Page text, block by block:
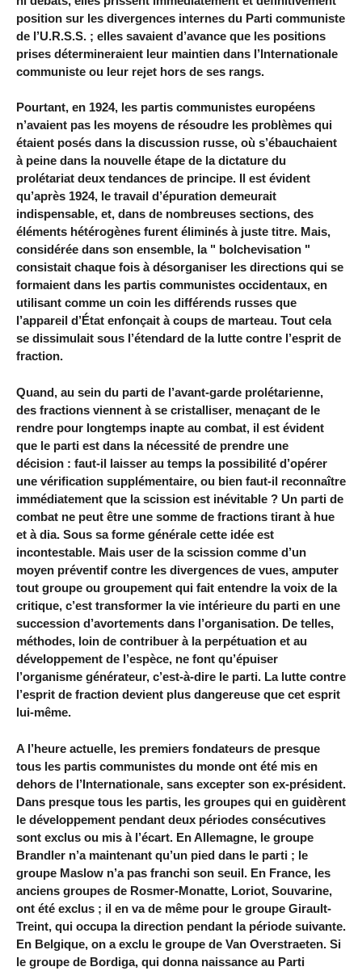
position sur les divergences internes du Parti communiste
de l’U.R.S.S. ; elles savaient d’avance que les positions
prises détermineraient leur maintien dans l’Internationale
communiste ou leur rejet hors de ses rangs.
Pourtant, en 1924, les partis communistes européens
n’avaient pas les moyens de résoudre les problèmes qui
étaient posés dans la discussion russe, où s’ébauchaient
à peine dans la nouvelle étape de la dictature du
prolétariat deux tendances de principe. Il est évident
qu’après 1924, le travail d’épuration demeurait
indispensable, et, dans de nombreuses sections, des
éléments hétérogènes furent éliminés à juste titre. Mais,
considérée dans son ensemble, la " bolchevisation "
consistait chaque fois à désorganiser les directions qui se
formaient dans les partis communistes occidentaux, en
utilisant comme un coin les différends russes que
l’appareil d’État enfonçait à coups de marteau. Tout cela
se dissimulait sous l’étendard de la lutte contre l’esprit de
fraction.
Quand, au sein du parti de l’avant-garde prolétarienne,
des fractions viennent à se cristalliser, menaçant de le
rendre pour longtemps inapte au combat, il est évident
que le parti est dans la nécessité de prendre une
décision : faut-il laisser au temps la possibilité d’opérer
une vérification supplémentaire, ou bien faut-il reconnaître
immédiatement que la scission est inévitable ? Un parti de
combat ne peut être une somme de fractions tirant à hue
et à dia. Sous sa forme générale cette idée est
incontestable. Mais user de la scission comme d’un
moyen préventif contre les divergences de vues, amputer
tout groupe ou groupement qui fait entendre la voix de la
critique, c’est transformer la vie intérieure du parti en une
succession d’avortements dans l’organisation. De telles,
méthodes, loin de contribuer à la perpétuation et au
développement de l’espèce, ne font qu’épuiser
l’organisme générateur, c’est-à-dire le parti. La lutte contre
l’esprit de fraction devient plus dangereuse que cet esprit
lui-même.
A l’heure actuelle, les premiers fondateurs de presque
tous les partis communistes du monde ont été mis en
dehors de l’Internationale, sans excepter son ex-président.
Dans presque tous les partis, les groupes qui en guidèrent
le développement pendant deux périodes consécutives
sont exclus ou mis à l’écart. En Allemagne, le groupe
Brandler n’a maintenant qu’un pied dans le parti ; le
groupe Maslow n’a pas franchi son seuil. En France, les
anciens groupes de Rosmer-Monatte, Loriot, Souvarine,
ont été exclus ; il en va de même pour le groupe Girault-
Treint, qui occupa la direction pendant la période suivante.
En Belgique, on a exclu le groupe de Van Overstraeten. Si
le groupe de Bordiga, qui donna naissance au Parti